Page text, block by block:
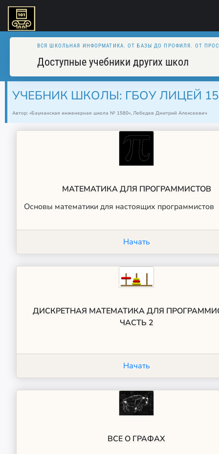
ВСЯ ШКОЛЬНАЯ ИНФОРМАТИКА. ОТ БАЗЫ ДО ПРОФИЛЯ. ОТ
Доступные учебники других школ
УЧЕБНИК ШКОЛЫ: ГБОУ ЛИЦЕЙ
Автор: «Бауманская инженерная школа № 1580», Лебедев Дмитрий Алексеевич
МАТЕМАТИКА ДЛЯ ПРОГРАММИСТОВ
Основы математики для настоящих программистов
Начать
ДИСКРЕТНАЯ МАТЕМАТИКА ДЛЯ
ЧАСТЬ 2
Начать
ВСЕ О ГРАФАХ